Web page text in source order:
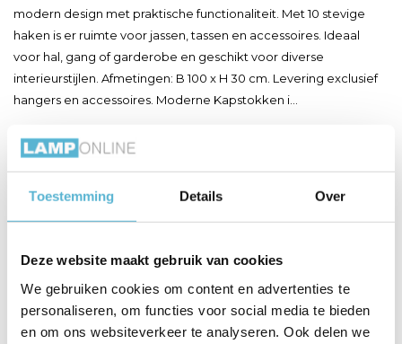
Toestemming Details Over
Deze website maakt gebruik van cookies
We gebruiken cookies om content en advertenties te
personaliseren, om functies voor social media te bieden
en om ons websiteverkeer te analyseren. Ook delen we
modern design met praktische functionaliteit. Met 10 stevige
haken is er ruimte voor jassen, tassen en accessoires. Ideaal
voor hal, gang of garderobe en geschikt voor diverse
interieurstijlen. Afmetingen: B 100 x H 30 cm. Levering exclusief
hangers en accessoires. Moderne Kapstokken i...
Productspecificaties
EAN 8712771033744
Leverancier
Breedte 100 cm